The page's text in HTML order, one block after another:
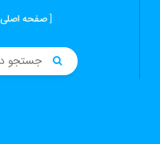
صفحه اصلی